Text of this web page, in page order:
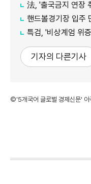
法, '출국금지 연장 취소
핸드볼경기장 입주 단체들
특검, '비상계엄 위증' 조
기자의 다른기사
©'5개국어 글로벌 경제신문' 아